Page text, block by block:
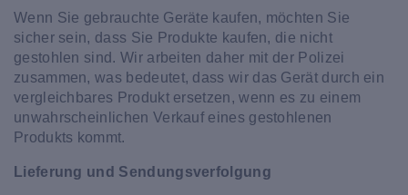
Wenn Sie gebrauchte Geräte kaufen, möchten Sie
sicher sein, dass Sie Produkte kaufen, die nicht
gestohlen sind. Wir arbeiten daher mit der Polizei
zusammen, was bedeutet, dass wir das Gerät durch ein
vergleichbares Produkt ersetzen, wenn es zu einem
unwahrscheinlichen Verkauf eines gestohlenen
Produkts kommt.
Lieferung und Sendungsverfolgung